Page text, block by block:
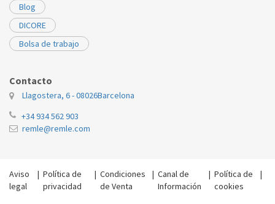
Blog
DICORE
Bolsa de trabajo
Contacto
Llagostera, 6 - 08026Barcelona
+34 934 562 903
remle@remle.com
Aviso
legal
| Política de
privacidad
|Condiciones
de Venta
|Canal de
Información
| Política de
cookies
|